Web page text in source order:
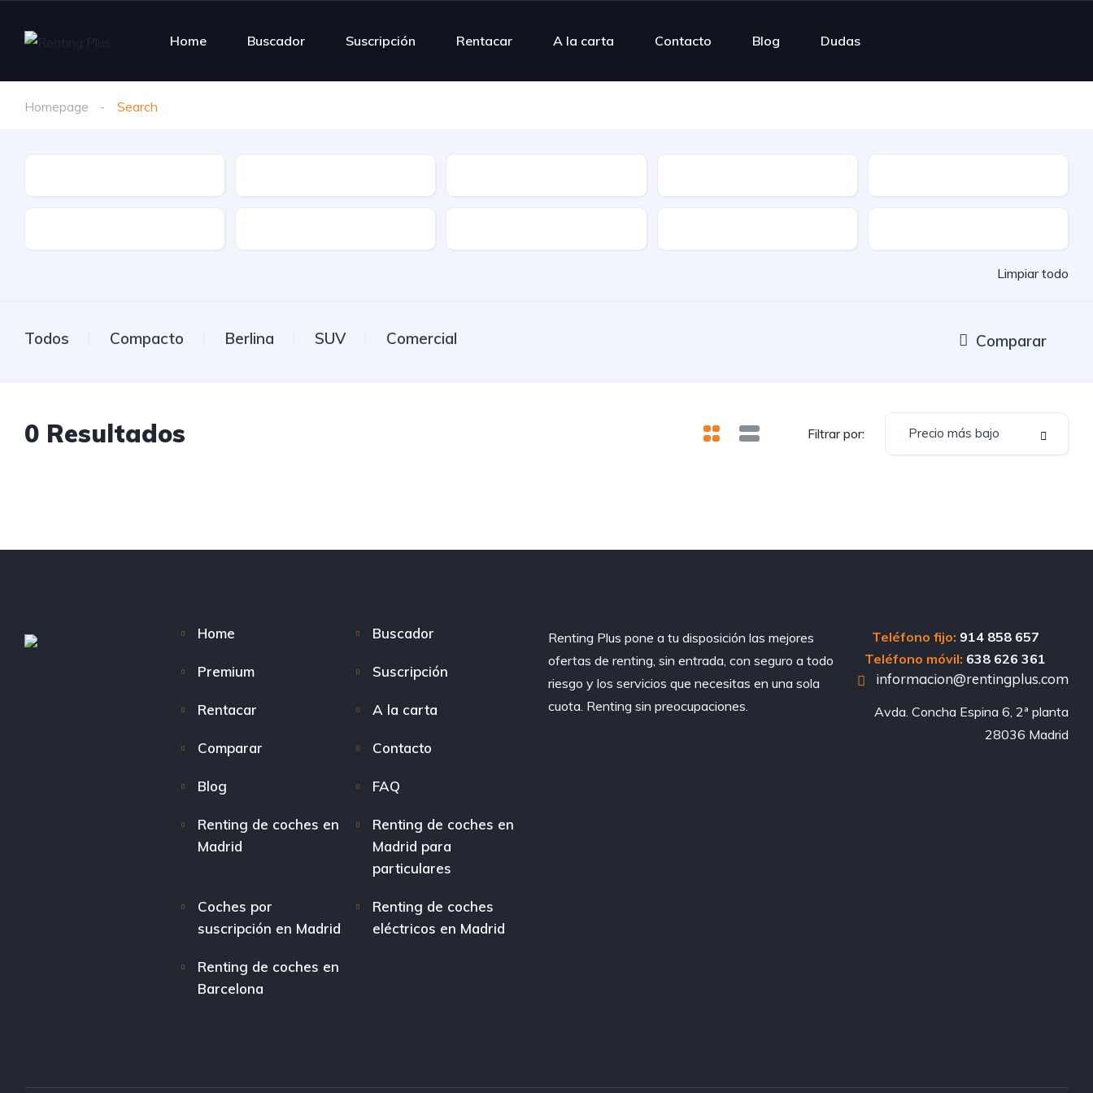
Home Buscador Suscripción Rentacar A la carta Contacto Blog Dudas
Homepage Search
Limpiar todo
Todos Compacto Berlina SUV Comercial Comparar
0 Resultados Filtrar por: Precio más bajo
Home Buscador
Premium Suscripción
Rentacar A la carta
Comparar Contacto
Blog FAQ
Renting de coches en
Madrid
Renting de coches en
Madrid para
particulares
Coches por
suscripción en Madrid
Renting de coches
eléctricos en Madrid
Renting de coches en
Barcelona
Renting Plus pone a tu disposición las mejores
ofertas de renting, sin entrada, con seguro a todo
riesgo y los servicios que necesitas en una sola
cuota. Renting sin preocupaciones.
Teléfono fijo: 914 858 657
Teléfono móvil: 638 626 361
informacion@rentingplus.com
Avda. Concha Espina 6, 2ª planta
28036 Madrid